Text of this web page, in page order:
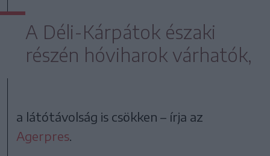
A Déli-Kárpátok északi
részén hóviharok várhatók,
a látótávolság is csökken – írja az
Agerpres